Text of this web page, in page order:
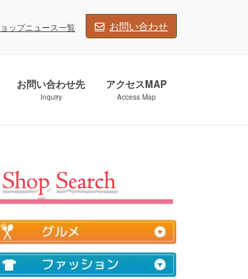
ップニュース一覧 お問い合わせ
お問い合わせ先
Inquiry
アクセスMAP
Access Map